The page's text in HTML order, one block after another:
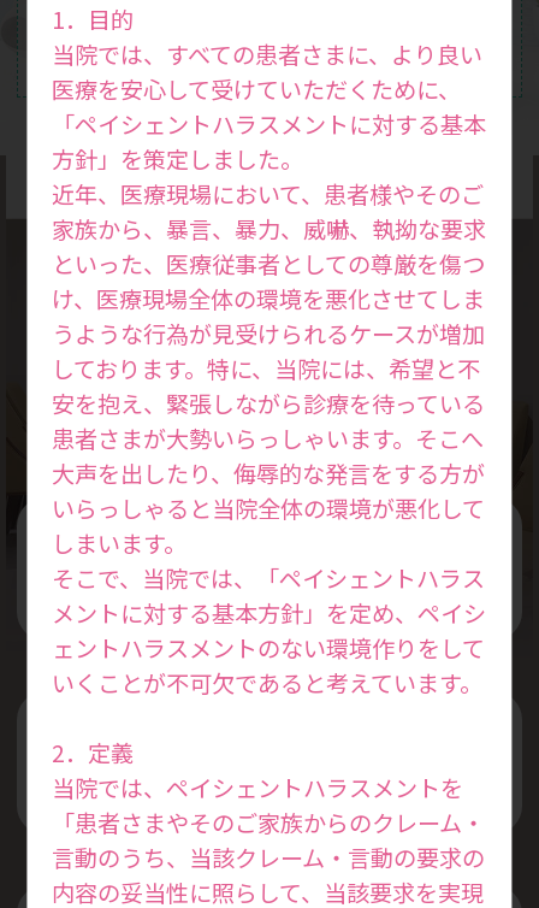
1．目的
当院では、すべての患者さまに、より良い
医療を安心して受けていただくために、
「ペイシェントハラスメントに対する基本
方針」を策定しました。
近年、医療現場において、患者様やそのご
家族から、暴言、暴力、威嚇、執拗な要求
といった、医療従事者としての尊厳を傷つ
け、医療現場全体の環境を悪化させてしま
うような行為が見受けられるケースが増加
しております。特に、当院には、希望と不
安を抱え、緊張しながら診療を待っている
患者さまが大勢いらっしゃいます。そこへ
大声を出したり、侮辱的な発言をする方が
いらっしゃると当院全体の環境が悪化して
しまいます。
そこで、当院では、「ペイシェントハラス
メントに対する基本方針」を定め、ペイシ
ェントハラスメントのない環境作りをして
いくことが不可欠であると考えています。
2．定義
当院では、ペイシェントハラスメントを
「患者さまやそのご家族からのクレーム・
言動のうち、当該クレーム・言動の要求の
内容の妥当性に照らして、当該要求を実現
診療方針
Medical
Treatment Policy
女性の本来持っている力を活かした
治療を行います
プライベートと仕事を両立できる
治療スケジュールを考えます